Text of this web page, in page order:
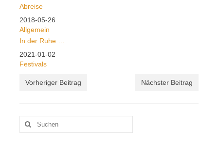
Abreise
Datum
2018-05-26
In Bezug auf
Allgemein
In der Ruhe …
Datum
2021-01-02
In Bezug auf
Festivals
Vorheriger Beitrag Nächster Beitrag
Suche
nach: